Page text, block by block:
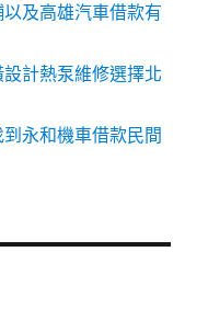
及高雄汽車借款有
計熱泵維修選擇北
永和機車借款民間